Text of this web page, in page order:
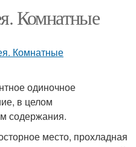
Комнатные
одиночное
в целом
содержания.
место, прохладная